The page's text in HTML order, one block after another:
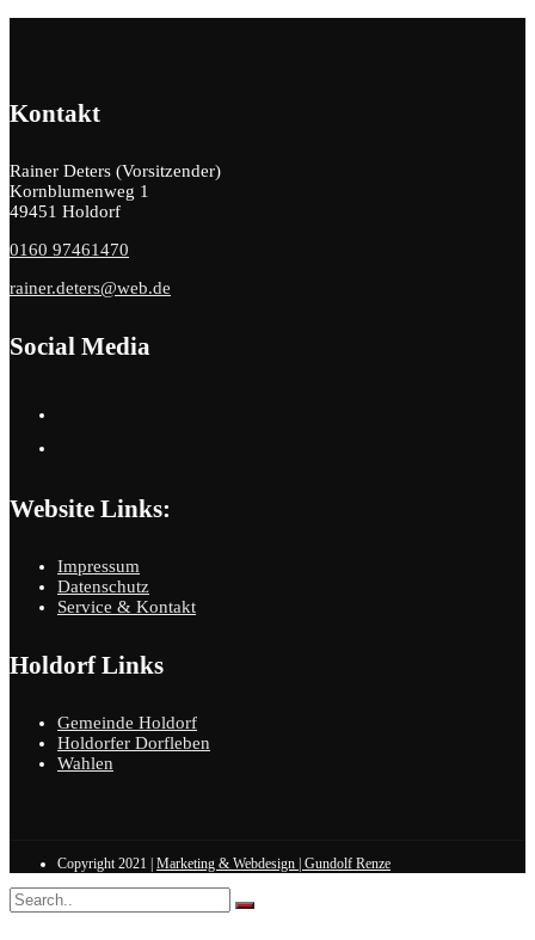
Kontakt
Rainer Deters (Vorsitzender)
Kornblumenweg 1
49451 Holdorf
0160 97461470
rainer.deters@web.de
Social Media
Website Links:
Impressum
Datenschutz
Service & Kontakt
Holdorf Links
Gemeinde Holdorf
Holdorfer Dorfleben
Wahlen
Copyright 2021 | Marketing & Webdesign | Gundolf Renze